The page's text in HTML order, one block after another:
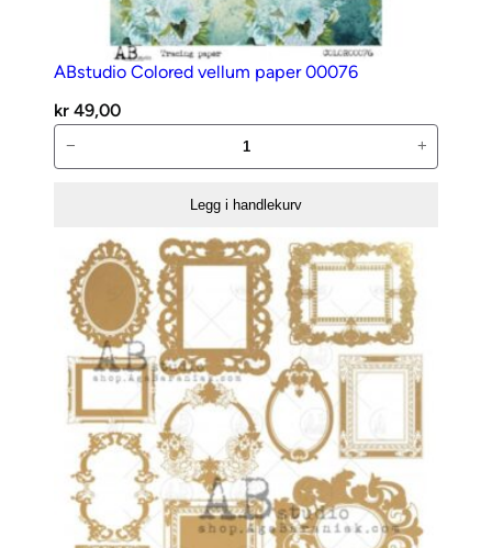
ABstudio Colored vellum paper 00076
kr 49,00
Colored
00076
antall
− +
Legg i handlekurv